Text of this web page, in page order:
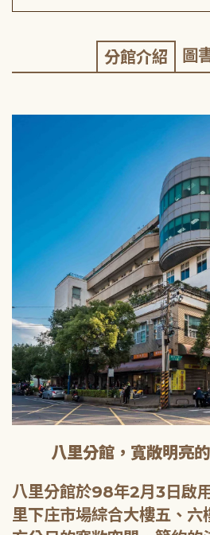
分館介紹 圖
八里分館，寬敞明亮
八里分館於98年2月3日啟
里下庄市場綜合大樓五、